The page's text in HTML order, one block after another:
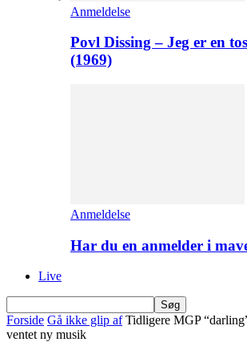
Anmeldelse
Povl Dissing – Jeg er en
(1969)
Anmeldelse
Har du en anmelder i
Live
Forside Gå ikke glip af Tidligere MGP
ventet ny musik